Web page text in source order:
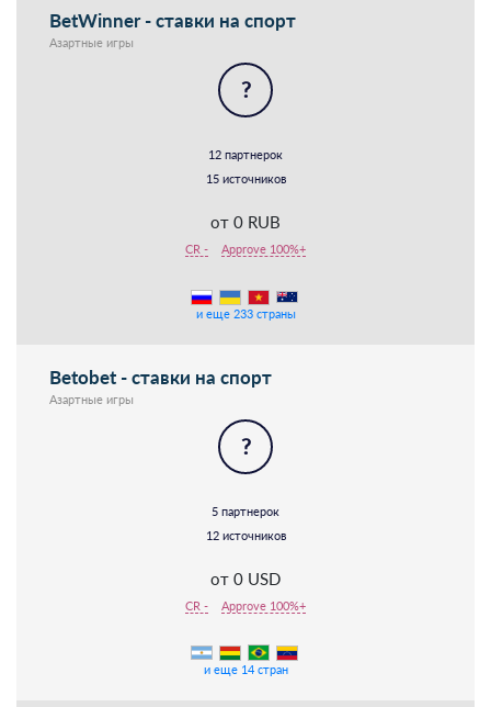
BetWinner - ставки на спорт
Азартные игры
?
12 партнерок
15 источников
от 0 RUB
CR - Approve 100%+
и еще 233 страны
Betobet - ставки на спорт
Азартные игры
?
5 партнерок
12 источников
от 0 USD
CR - Approve 100%+
и еще 14 стран